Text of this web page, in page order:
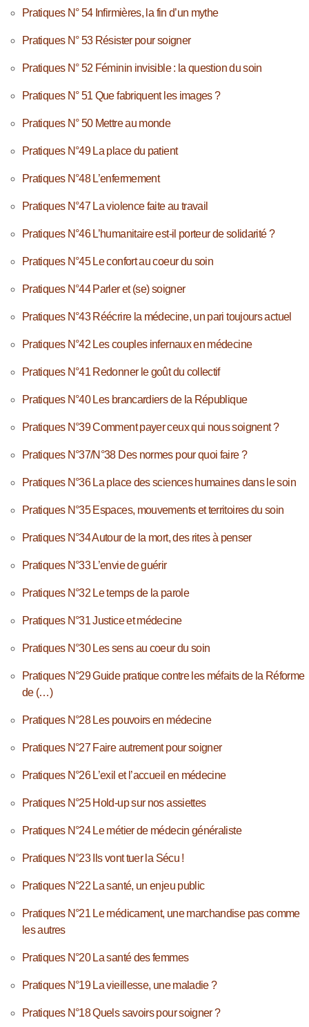
Pratiques N° 54 Infirmières, la fin d’un mythe
Pratiques N° 53 Résister pour soigner
Pratiques N° 52 Féminin invisible : la question du soin
Pratiques N° 51 Que fabriquent les images ?
Pratiques N° 50 Mettre au monde
Pratiques N°49 La place du patient
Pratiques N°48 L’enfermement
Pratiques N°47 La violence faite au travail
Pratiques N°46 L’humanitaire est-il porteur de solidarité ?
Pratiques N°45 Le confort au coeur du soin
Pratiques N°44 Parler et (se) soigner
Pratiques N°43 Réécrire la médecine, un pari toujours actuel
Pratiques N°42 Les couples infernaux en médecine
Pratiques N°41 Redonner le goût du collectif
Pratiques N°40 Les brancardiers de la République
Pratiques N°39 Comment payer ceux qui nous soignent ?
Pratiques N°37/N°38 Des normes pour quoi faire ?
Pratiques N°36 La place des sciences humaines dans le soin
Pratiques N°35 Espaces, mouvements et territoires du soin
Pratiques N°34 Autour de la mort, des rites à penser
Pratiques N°33 L’envie de guérir
Pratiques N°32 Le temps de la parole
Pratiques N°31 Justice et médecine
Pratiques N°30 Les sens au coeur du soin
Pratiques N°29 Guide pratique contre les méfaits de la Réforme
de (…)
Pratiques N°28 Les pouvoirs en médecine
Pratiques N°27 Faire autrement pour soigner
Pratiques N°26 L’exil et l’accueil en médecine
Pratiques N°25 Hold-up sur nos assiettes
Pratiques N°24 Le métier de médecin généraliste
Pratiques N°23 Ils vont tuer la Sécu !
Pratiques N°22 La santé, un enjeu public
Pratiques N°21 Le médicament, une marchandise pas comme
les autres
Pratiques N°20 La santé des femmes
Pratiques N°19 La vieillesse, une maladie ?
Pratiques N°18 Quels savoirs pour soigner ?